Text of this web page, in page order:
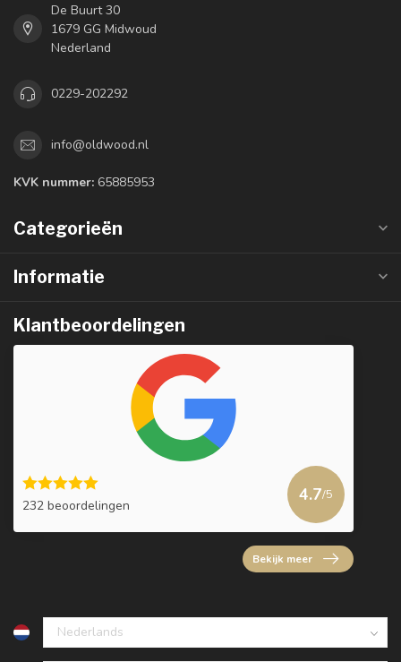
De Buurt 30
1679 GG Midwoud
Nederland
0229-202292
info@oldwood.nl
KVK nummer: 65885953
Categorieën
Informatie
Klantbeoordelingen
232 beoordelingen
4.7/5
Bekijk meer